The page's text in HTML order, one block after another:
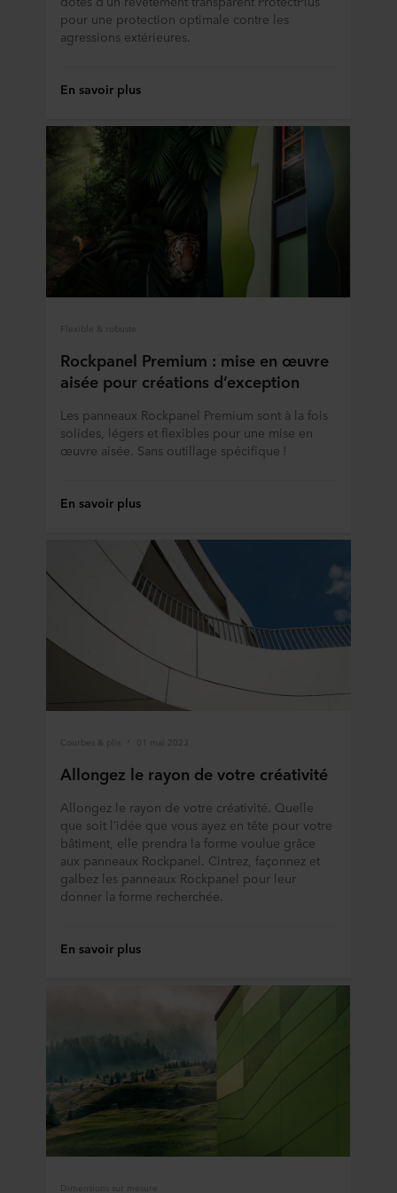
pour une protection optimale contre les
agressions extérieures.
En savoir plus
Flexible & robuste
Rockpanel Premium : mise en œuvre
aisée pour créations d’exception
Les panneaux Rockpanel Premium sont à la fois
solides, légers et flexibles pour une mise en
œuvre aisée. Sans outillage spécifique !
En savoir plus
Courbes & plis 01 mai 2023
Allongez le rayon de votre créativité
Allongez le rayon de votre créativité. Quelle
que soit l’idée que vous ayez en tête pour votre
bâtiment, elle prendra la forme voulue grâce
aux panneaux Rockpanel. Cintrez, façonnez et
galbez les panneaux Rockpanel pour leur
donner la forme recherchée.
En savoir plus
Dimensions sur mesure